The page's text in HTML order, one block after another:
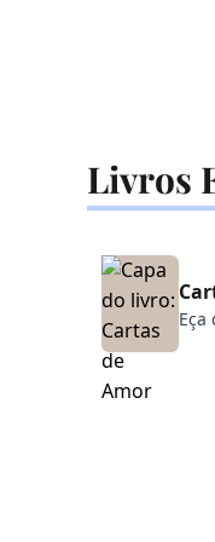
✒️
Livros
Eça